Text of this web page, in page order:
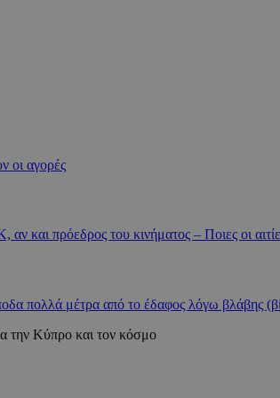
οι αγορές
και πρόεδρος του κινήματος – Ποιες οι
πολλά μέτρα από το έδαφος λόγω βλάβης
την Κύπρο και τον κόσμο